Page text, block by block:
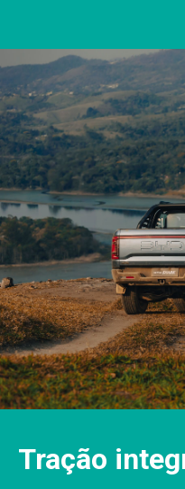
Tração